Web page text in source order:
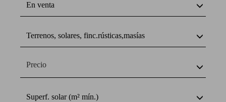
En venta
Terrenos, solares, finc.rústicas,masías
Precio
Superf. solar (m² mín.)